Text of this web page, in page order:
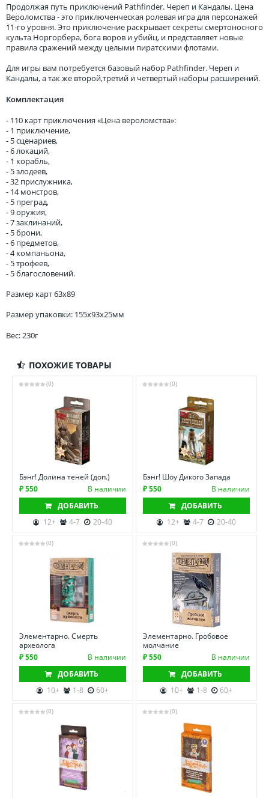
Продолжая путь приключений Pathfinder. Череп и Кандалы. Цена
Вероломства - это приключенческая ролевая игра для персонажей
11-го уровня. Это приключение раскрывает секреты смертоносного
культа Норгорбера, бога воров и убийц, и представляет новые
правила сражений между целыми пиратскими флотами.
Для игры вам потребуется базовый набор Pathfinder. Череп и
Кандалы, а так же второй,третий и четвертый наборы расширений.
Комплектация
- 110 карт приключения «Цена вероломства»:
- 1 приключение,
- 5 сценариев,
- 6 локаций,
- 1 корабль,
- 5 злодеев,
- 32 прислужника,
- 14 монстров,
- 5 преград,
- 9 оружия,
- 7 заклинаний,
- 5 брони,
- 6 предметов,
- 4 компаньона,
- 5 трофеев,
- 5 благословений.
Размер карт 63х89
Размер упаковки: 155x93x25мм
Вес: 230г
ПОХОЖИЕ ТОВАРЫ
(0)
Бэнг! Долина теней (доп.)
₽ 550
В наличии
ДОБАВИТЬ
12+
4-7 20-40
(0)
Бэнг! Шоу Дикого Запада
₽ 550
В наличии
ДОБАВИТЬ
12+
4-7 20-40
(0)
Элементарно. Смерть
археолога
₽ 550
В наличии
ДОБАВИТЬ
10+
1-8 60+
(0)
Элементарно. Гробовое
молчание
₽ 550
В наличии
ДОБАВИТЬ
10+
1-8 60+
(0) (0)